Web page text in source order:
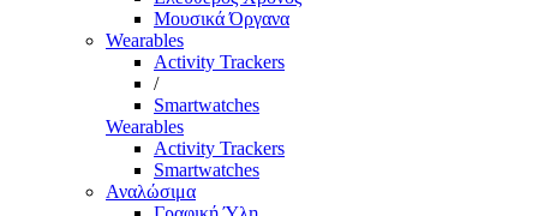
Μουσικά Όργανα
Wearables
Activity Trackers
/
Smartwatches
Wearables
Activity Trackers
Smartwatches
Αναλώσιμα